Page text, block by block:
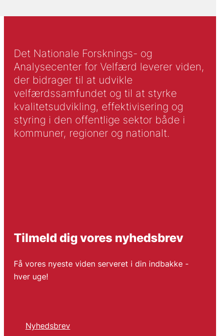
Det Nationale Forsknings- og
Analysecenter for Velfærd leverer viden,
der bidrager til at udvikle
velfærdssamfundet og til at styrke
kvalitetsudvikling, effektivisering og
styring i den offentlige sektor både i
kommuner, regioner og nationalt.
Tilmeld dig vores nyhedsbrev
Få vores nyeste viden serveret i din indbakke -
hver uge!
Nyhedsbrev